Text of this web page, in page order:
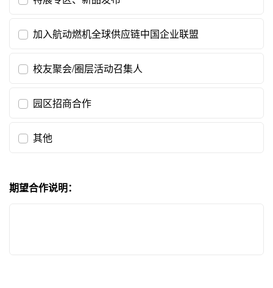
加入航动燃机全球供应链中国企业联盟
校友聚会/圈层活动召集人
园区招商合作
其他
期望合作说明：